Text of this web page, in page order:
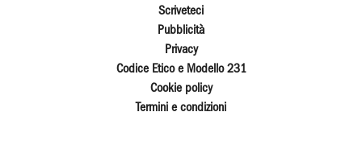
Scriveteci
Pubblicità
Privacy
Codice Etico e Modello 231
Cookie policy
Termini e condizioni